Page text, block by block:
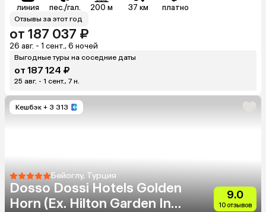
линия пес./гал. 200 м 37 км платно
Отзывы за этот год
от 187 037 ₽
26 авг. - 1 сент., 6 ночей
Выгодные туры на соседние даты
от 187 124 ₽
25 авг. - 1 сент., 7 н.
Кешбэк + 3 313
Бейоглу, Турция
Dosso Dossi Hotels Golden
Horn (Eх. Hilton Garden Inn
9.0
10 отзывов